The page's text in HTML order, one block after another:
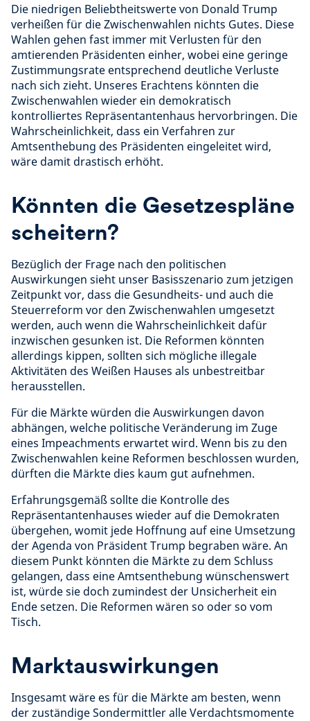
Die niedrigen Beliebtheitswerte von Donald Trump
verheißen für die Zwischenwahlen nichts Gutes. Diese
Wahlen gehen fast immer mit Verlusten für den
amtierenden Präsidenten einher, wobei eine geringe
Zustimmungsrate entsprechend deutliche Verluste
nach sich zieht. Unseres Erachtens könnten die
Zwischenwahlen wieder ein demokratisch
kontrolliertes Repräsentantenhaus hervorbringen. Die
Wahrscheinlichkeit, dass ein Verfahren zur
Amtsenthebung des Präsidenten eingeleitet wird,
wäre damit drastisch erhöht.
Könnten die Gesetzespläne
scheitern?
Bezüglich der Frage nach den politischen
Auswirkungen sieht unser Basisszenario zum jetzigen
Zeitpunkt vor, dass die Gesundheits- und auch die
Steuerreform vor den Zwischenwahlen umgesetzt
werden, auch wenn die Wahrscheinlichkeit dafür
inzwischen gesunken ist. Die Reformen könnten
allerdings kippen, sollten sich mögliche illegale
Aktivitäten des Weißen Hauses als unbestreitbar
herausstellen.
Für die Märkte würden die Auswirkungen davon
abhängen, welche politische Veränderung im Zuge
eines Impeachments erwartet wird. Wenn bis zu den
Zwischenwahlen keine Reformen beschlossen wurden,
dürften die Märkte dies kaum gut aufnehmen.
Erfahrungsgemäß sollte die Kontrolle des
Repräsentantenhauses wieder auf die Demokraten
übergehen, womit jede Hoffnung auf eine Umsetzung
der Agenda von Präsident Trump begraben wäre. An
diesem Punkt könnten die Märkte zu dem Schluss
gelangen, dass eine Amtsenthebung wünschenswert
ist, würde sie doch zumindest der Unsicherheit ein
Ende setzen. Die Reformen wären so oder so vom
Tisch.
Marktauswirkungen
Insgesamt wäre es für die Märkte am besten, wenn
der zuständige Sondermittler alle Verdachtsmomente